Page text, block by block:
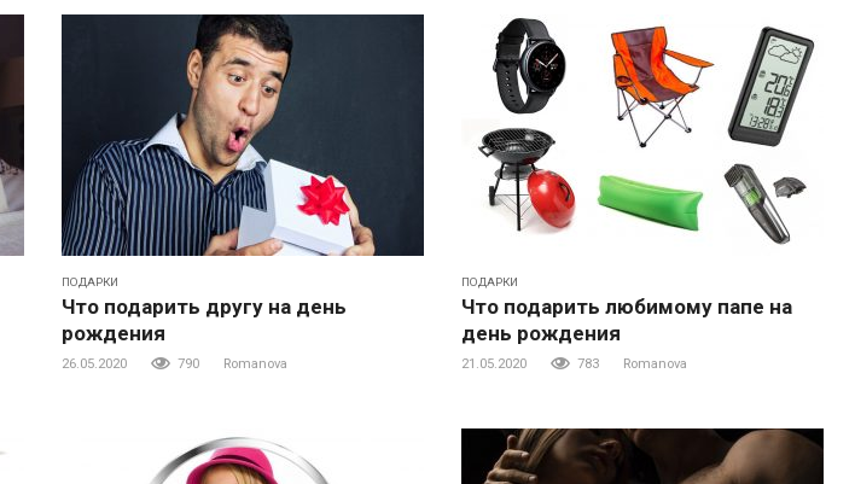
ПОДАРКИ
Что подарить другу на день
рождения
26.05.2020 790 Romanova
ПОДАРКИ
Что подарить любимому папе на
день рождения
21.05.2020 783 Romanova